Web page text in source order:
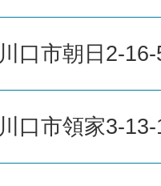
川口市朝日2-16-
川口市領家3-